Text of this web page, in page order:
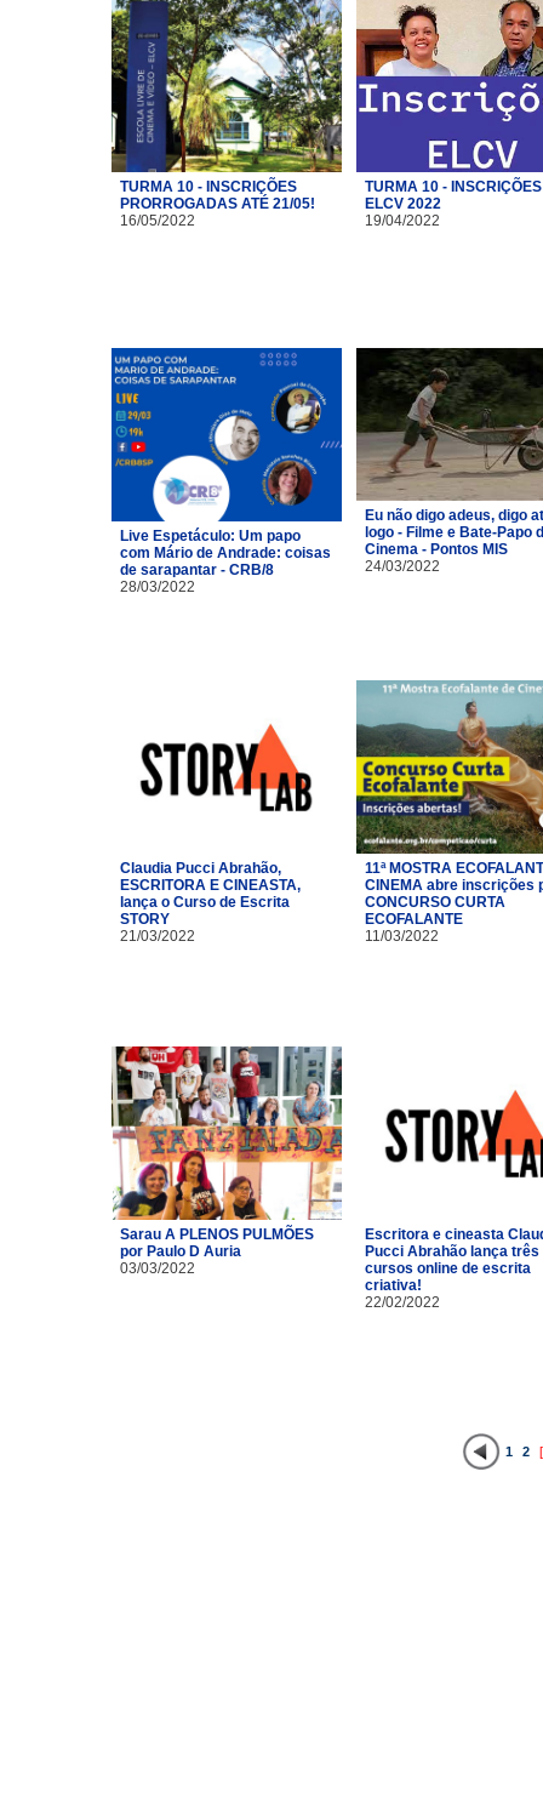
TURMA 10 - INSCRIÇÕES
PRORROGADAS ATÉ 21/05!
16/05/2022
TURMA 10 - INSCRIÇÕES
ELCV 2022
19/04/2022
Live Espetáculo: Um papo
com Mário de Andrade: coisas
de sarapantar - CRB/8
28/03/2022
Eu não digo adeus, digo
logo - Filme e Bate-Papo
Cinema - Pontos MIS
24/03/2022
Claudia Pucci Abrahão,
ESCRITORA E CINEASTA,
lança o Curso de Escrita
STORY
21/03/2022
11ª MOSTRA
CINEMA abre inscrições
CONCURSO CURTA
ECOFALANTE
11/03/2022
Sarau A PLENOS PULMÕES
por Paulo D Auria
03/03/2022
Escritora e cineasta
Pucci Abrahão lança três
cursos online de escrita
criativa!
22/02/2022
1 2